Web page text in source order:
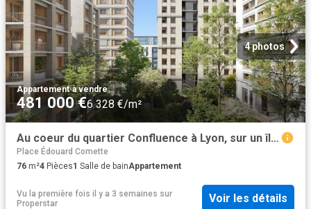
4 photos
Appartement·à vendre
481 000 €6 328 €/m²
Au coeur du quartier Confluence à Lyon, sur un îlot de verdure
Place Édouard Comette
76 m²4 Pièces1 Salle de bainAppartement
Vu la première fois il y a 3 semaines sur
Properstar
Voir les détails